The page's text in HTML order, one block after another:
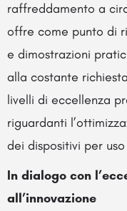
raffreddamento a
offre come punto di
e dimostrazioni
alla costante
livelli di eccellenza
riguardanti
dei dispositivi per
In dialogo con
all’innovazione